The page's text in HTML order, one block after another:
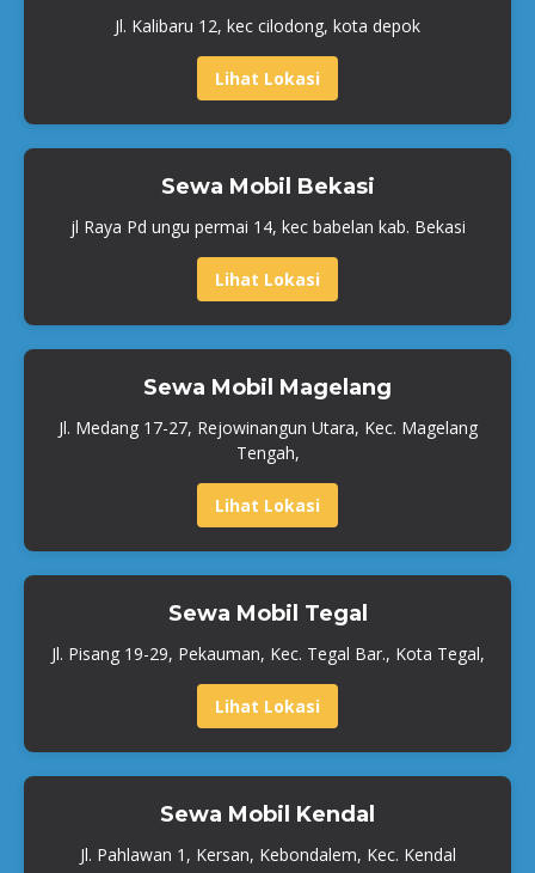
Jl. Kalibaru 12, kec cilodong, kota depok
Lihat Lokasi
Sewa Mobil Bekasi
jl Raya Pd ungu permai 14, kec babelan kab. Bekasi
Lihat Lokasi
Sewa Mobil Magelang
Jl. Medang 17-27, Rejowinangun Utara, Kec. Magelang
Tengah,
Lihat Lokasi
Sewa Mobil Tegal
Jl. Pisang 19-29, Pekauman, Kec. Tegal Bar., Kota Tegal,
Lihat Lokasi
Sewa Mobil Kendal
Jl. Pahlawan 1, Kersan, Kebondalem, Kec. Kendal